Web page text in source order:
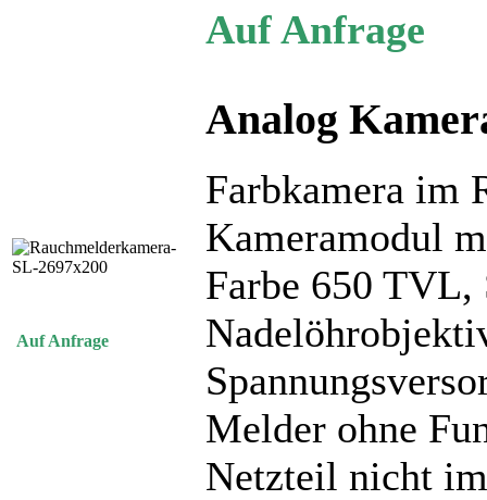
Auf Anfrage
Auf Anfrage
Analog
Farbkamera im
Kameramodul
Farbe 650
Melder ohne
Netzteil nicht